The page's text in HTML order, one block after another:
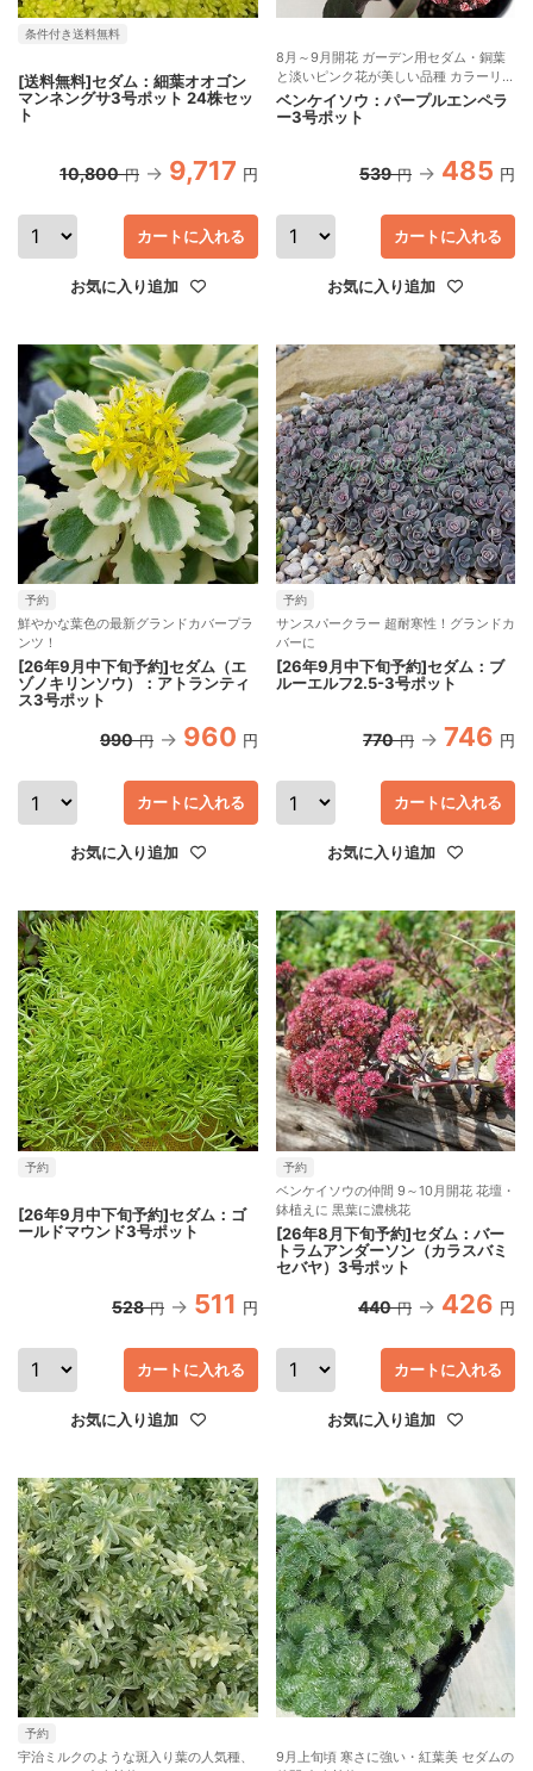
条件付き送料無料
[送料無料]セダム：細葉オオゴン
マンネングサ3号ポット 24株セッ
ト
10,800 円 9,717 円
お気に入り追加
カートに入れる
8月～9月開花 ガーデン用セダム・銅葉
と淡いピンク花が美しい品種 カラーリー
フ
ベンケイソウ：パープルエンペラ
ー3号ポット
539 円 485 円
お気に入り追加
カートに入れる
予約
鮮やかな葉色の最新グランドカバープラ
ンツ！
[26年9月中下旬予約]セダム（エ
ゾノキリンソウ）：アトランティ
ス3号ポット
990 円 960 円
お気に入り追加
カートに入れる
予約
サンスパークラー 超耐寒性！グランドカ
バーに
[26年9月中下旬予約]セダム：ブ
ルーエルフ2.5-3号ポット
770 円 746 円
お気に入り追加
カートに入れる
予約
[26年9月中下旬予約]セダム：ゴ
ールドマウンド3号ポット
528 円 511 円
お気に入り追加
カートに入れる
予約
ベンケイソウの仲間 9～10月開花 花壇・
鉢植えに 黒葉に濃桃花
[26年8月下旬予約]セダム：バー
トラムアンダーソン（カラスバミ
セバヤ）3号ポット
440 円 426 円
お気に入り追加
カートに入れる
予約
宇治ミルクのような斑入り葉の人気種、
9月上旬頃 寒さに強い・紅葉美 セダムの